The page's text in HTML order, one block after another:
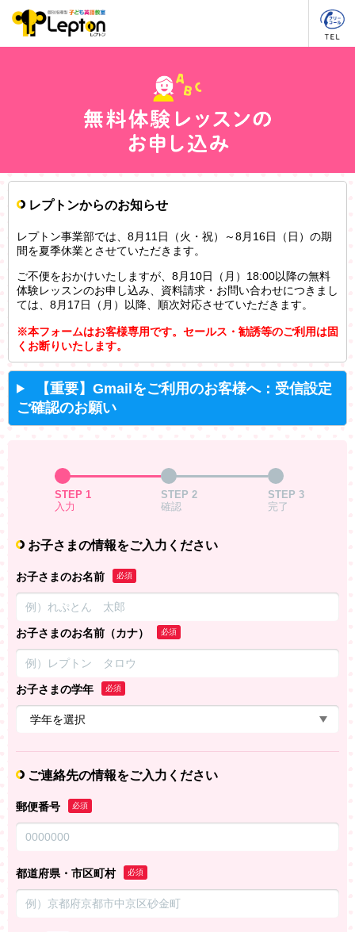
レプトンからのお知らせ
レプトン事業部では、8月11日（火・祝）～8月16日（日）の期
間を夏季休業とさせていただきます。
ご不便をおかけいたしますが、8月10日（月）18:00以降の無料
体験レッスンのお申し込み、資料請求・お問い合わせにつきまし
ては、8月17日（月）以降、順次対応させていただきます。
※本フォームはお客様専用です。セールス・勧誘等のご利用は固
くお断りいたします。
【重要】Gmailをご利用のお客様へ：受信設定
ご確認のお願い
STEP 1
入力
STEP 2
確認
STEP 3
完了
お子さまの情報をご入力ください
お子さまのお名前 必須
お子さまのお名前（カナ） 必須
お子さまの学年 必須
ご連絡先の情報をご入力ください
郵便番号 必須
都道府県・市区町村 必須